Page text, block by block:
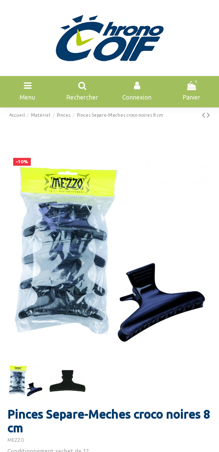
Menu Rechercher Connexion
0
Panier
Accueil Matériel Pinces Pinces Separe-Meches croco noires 8 cm
-10%
Pinces Separe-Meches croco noires 8
cm
MEZZO